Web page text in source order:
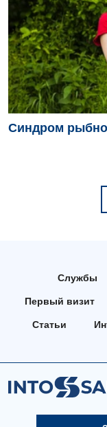
Синдром
Службы
Первый визит
Статьи